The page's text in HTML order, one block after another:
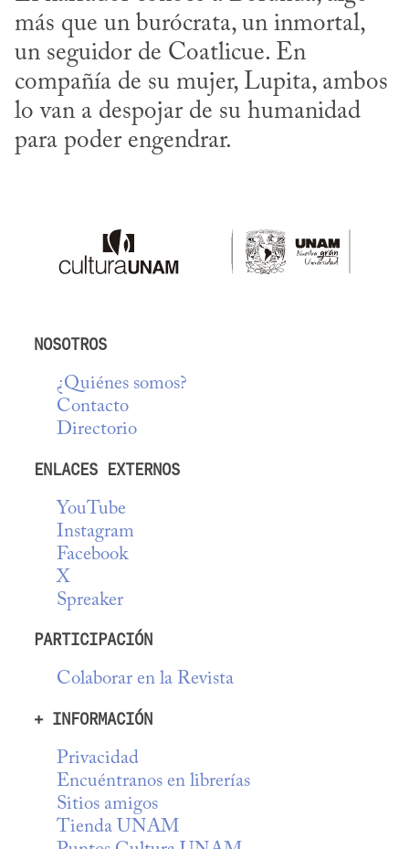
más que un burócrata, un inmortal,
un seguidor de Coatlicue. En
compañía de su mujer, Lupita, ambos
lo van a despojar de su humanidad
para poder engendrar.
NOSOTROS
¿Quiénes somos?
Contacto
Directorio
ENLACES EXTERNOS
YouTube
Instagram
Facebook
X
Spreaker
PARTICIPACIÓN
Colaborar en la Revista
+ INFORMACIÓN
Privacidad
Encuéntranos en librerías
Sitios amigos
Tienda UNAM